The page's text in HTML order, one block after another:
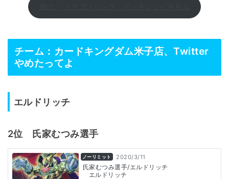
チーム：カードキングダム米子店、Twitter
やめたってよ
エルドリッチ
2位 氏家むつみ選手
ノーリミット 2020/3/11
氏家むつみ選手/エルドリッチ
エルドリッチ